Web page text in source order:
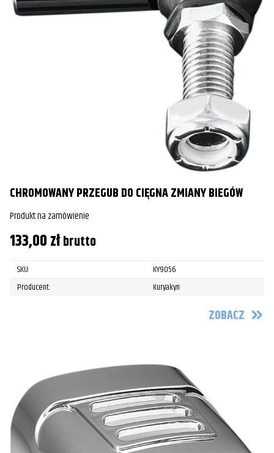
CHROMOWANY PRZEGUB DO CIĘGNA ZMIANY BIEGÓW
Produkt na zamówienie
133,00złbrutto
SKU:
KY9056
Producent:
Kuryakyn
ZOBACZ